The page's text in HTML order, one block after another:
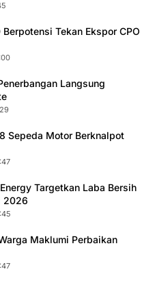
Tekan Ekspor CPO
Langsung
Sepeda Motor Berknalpot
Targetkan Laba Bersih
2026
Maklumi Perbaikan